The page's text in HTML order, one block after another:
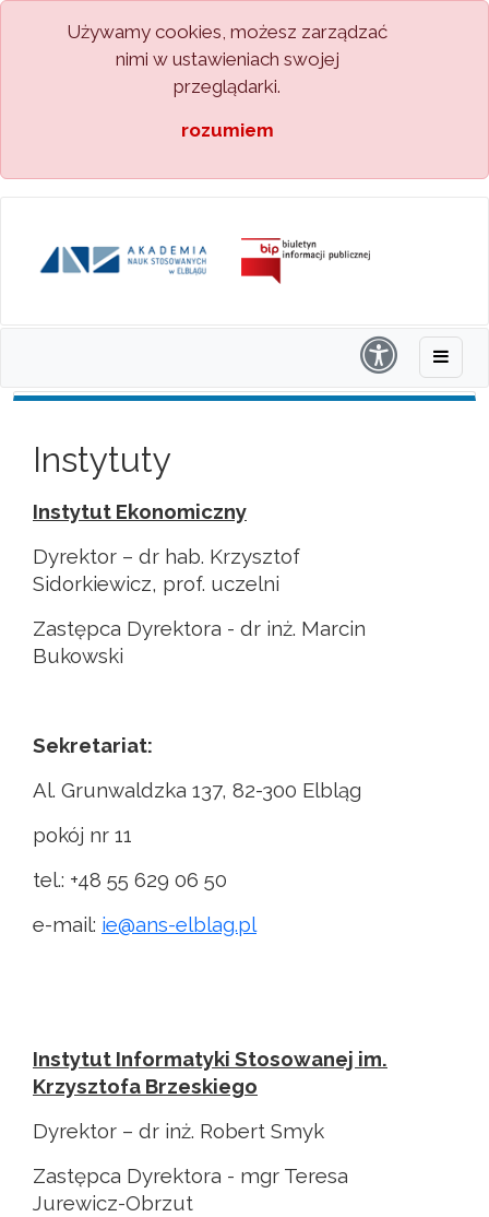
Używamy cookies, możesz zarządzać
nimi w ustawieniach swojej
przeglądarki.
rozumiem
Instytuty
Instytut Ekonomiczny
Dyrektor – dr hab. Krzysztof
Sidorkiewicz, prof. uczelni
Zastępca Dyrektora - dr inż. Marcin
Bukowski
Sekretariat:
Al. Grunwaldzka 137, 82-300 Elbląg
pokój nr 11
tel.: +48 55 629 06 50
e-mail: ie@ans-elblag.pl
Instytut Informatyki Stosowanej im.
Krzysztofa Brzeskiego
Dyrektor – dr inż. Robert Smyk
Zastępca Dyrektora - mgr Teresa
Jurewicz-Obrzut